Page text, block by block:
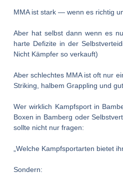
MMA ist stark — wenn es richtig
Aber hat selbst dann wenn es
harte Defizite in der
Nicht Kämpfer so verkauft)
Aber schlechtes MMA ist oft nur
Striking, halbem Grappling und
Wer wirklich Kampfsport in
Boxen in Bamberg oder
sollte nicht nur fragen:
„Welche Kampfsportarten bietet
Sondern: